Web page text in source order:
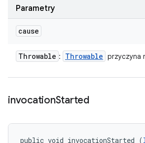
Parametry
cause
Throwable : Throwable przyczyna
invocationStarted
public void invocationStarted (